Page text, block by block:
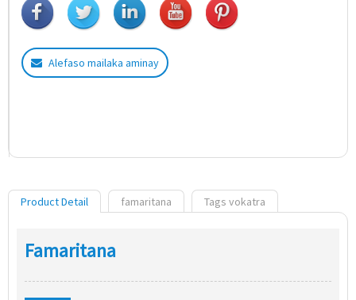
Alefaso mailaka aminay
Product Detail famaritana Tags vokatra
Famaritana